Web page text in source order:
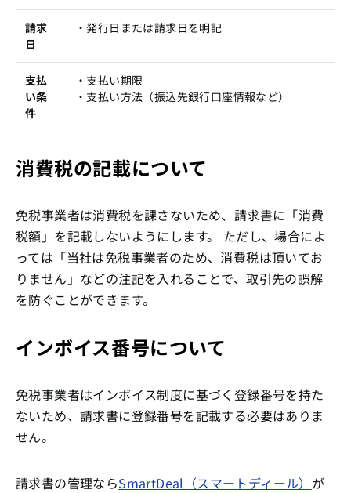
請求
日
・発行日または請求日を明記
支払
い条
件
・支払い期限
・支払い方法（振込先銀行口座情報など）
消費税の記載について
免税事業者は消費税を課さないため、請求書に「消費
税額」を記載しないようにします。 ただし、場合によ
っては「当社は免税事業者のため、消費税は頂いてお
りません」などの注記を入れることで、取引先の誤解
を防ぐことができます。
インボイス番号について
免税事業者はインボイス制度に基づく登録番号を持た
ないため、請求書に登録番号を記載する必要はありま
せん。
請求書の管理ならSmartDeal（スマートディール） が